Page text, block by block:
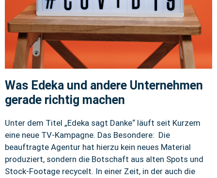
Was Edeka und andere Unternehmen
gerade richtig machen
Unter dem Titel „Edeka sagt Danke“ läuft seit Kurzem
eine neue TV-Kampagne. Das Besondere: Die
beauftragte Agentur hat hierzu kein neues Material
produziert, sondern die Botschaft aus alten Spots und
Stock-Footage recycelt. In einer Zeit, in der auch die